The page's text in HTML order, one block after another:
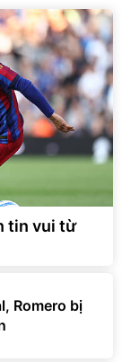
tin vui từ
Romero bị